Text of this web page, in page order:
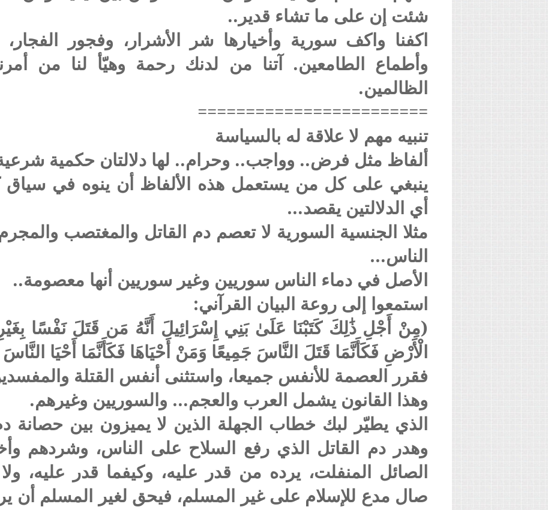
شئت إن على ما تشاء قدير..
اكفنا واكف سورية وأخيارها شر الأشرار، وفجور
وأطماع الطامعين. آتنا من لدنك رحمة وهيّأ لنا من
الظالمين.
========================
تنبيه مهم لا علاقة له بالسياسة
ألفاظ مثل فرض.. وواجب.. وحرام.. لها دلالتان حكمية
ينبغي على كل من يستعمل هذه الألفاظ أن ينوه في سياق
أي الدلالتين يقصد…
مثلا الجنسية السورية لا تعصم دم القاتل والمغتصب
الناس…
الأصل في دماء الناس سوريين وغير سوريين أنها معصومة..
استمعوا إلى روعة البيان القرآني:
(مِنْ أَجْلِ ذَٰلِكَ كَتَبْنَا عَلَىٰ بَنِي إِسْرَائِيلَ أَنَّهُ مَن قَتَلَ نَفْسًا
الْأَرْضِ فَكَأَنَّمَا قَتَلَ النَّاسَ جَمِيعًا وَمَنْ أَحْيَاهَا فَكَأَنَّمَا أَحْيَا
فقرر العصمة للأنفس جميعا، واستثنى أنفس القتلة
وهذا القانون يشمل العرب والعجم… والسوريين وغيرهم.
الذي يطيّر لبك خطاب الجهلة الذين لا يميزون بين حصانة
وهدر دم القاتل الذي رفع السلاح على الناس، وشردهم
الصائل المنفلت، يرده من قدر عليه، وكيفما قدر عليه،
صال مدع للإسلام على غير المسلم، فيحق لغير المسلم أن